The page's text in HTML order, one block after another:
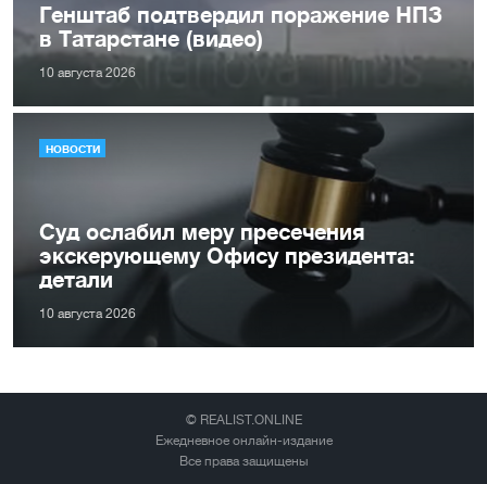
Генштаб подтвердил поражение НПЗ
в Татарстане (видео)
10 августа 2026
НОВОСТИ
Суд ослабил меру пресечения
экскерующему Офису президента:
детали
10 августа 2026
© REALIST.ONLINE
Ежедневное онлайн-издание
Все права защищены